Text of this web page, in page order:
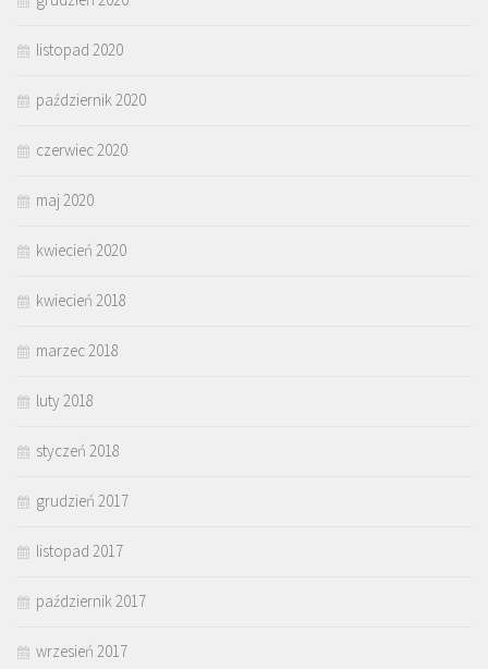
listopad 2020
październik 2020
czerwiec 2020
maj 2020
kwiecień 2020
kwiecień 2018
marzec 2018
luty 2018
styczeń 2018
grudzień 2017
listopad 2017
październik 2017
wrzesień 2017